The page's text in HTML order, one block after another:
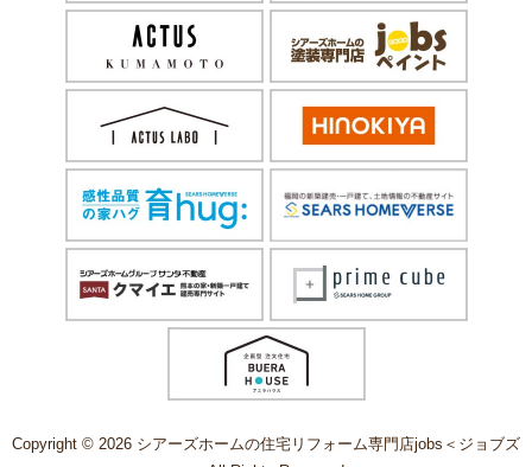
Copyright © 2026 シアーズホームの住宅リフォーム専門店jobs＜ジョブズ